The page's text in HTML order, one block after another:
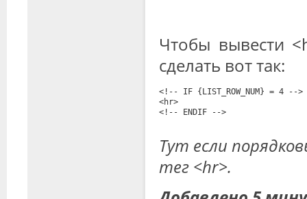
Чтобы вывести
сделать вот так:
<!-- IF {LIST_ROW_NUM} = 4 -->
<hr>
<!-- ENDIF -->
Тут если
тег <hr>.